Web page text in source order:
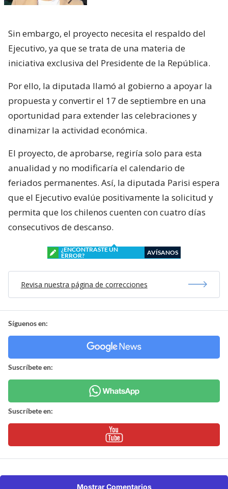
Sin embargo, el proyecto necesita el respaldo del
Ejecutivo, ya que se trata de una materia de
iniciativa exclusiva del Presidente de la República.
Por ello, la diputada llamó al gobierno a apoyar la
propuesta y convertir el 17 de septiembre en una
oportunidad para extender las celebraciones y
dinamizar la actividad económica.
El proyecto, de aprobarse, regiría solo para esta
anualidad y no modificaría el calendario de
feriados permanentes. Así, la diputada Parisi espera
que el Ejecutivo evalúe positivamente la solicitud y
permita que los chilenos cuenten con cuatro días
consecutivos de descanso.
¿ENCONTRASTE UN
ERROR?
AVÍSANOS
Revisa nuestra página de correcciones
Síguenos en:
Suscríbete en:
Suscríbete en:
Mostrar Comentarios